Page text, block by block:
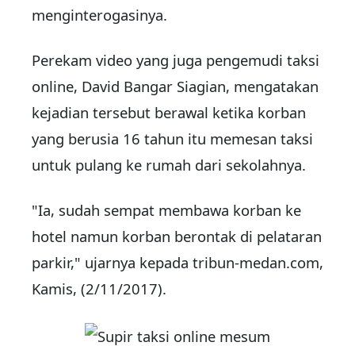
menginterogasinya.
Perekam video yang juga pengemudi taksi
online, David Bangar Siagian, mengatakan
kejadian tersebut berawal ketika korban
yang berusia 16 tahun itu memesan taksi
untuk pulang ke rumah dari sekolahnya.
"Ia, sudah sempat membawa korban ke
hotel namun korban berontak di pelataran
parkir," ujarnya kepada tribun-medan.com,
Kamis, (2/11/2017).